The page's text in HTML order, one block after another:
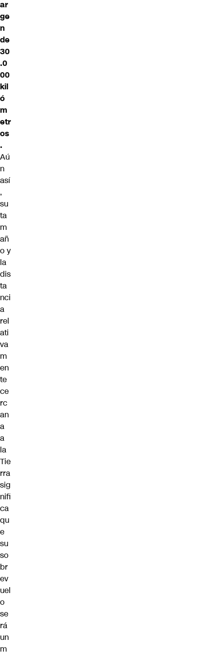
ar
ge
n
de
30
.0
00
kil
ó
m
etr
os
.
Aú
n
así
,
su
ta
m
añ
o y
la
dis
ta
nci
a
rel
ati
va
m
en
te
ce
rc
an
a
a
la
Tie
rra
sig
nifi
ca
qu
e
su
so
br
ev
uel
o
se
rá
un
m